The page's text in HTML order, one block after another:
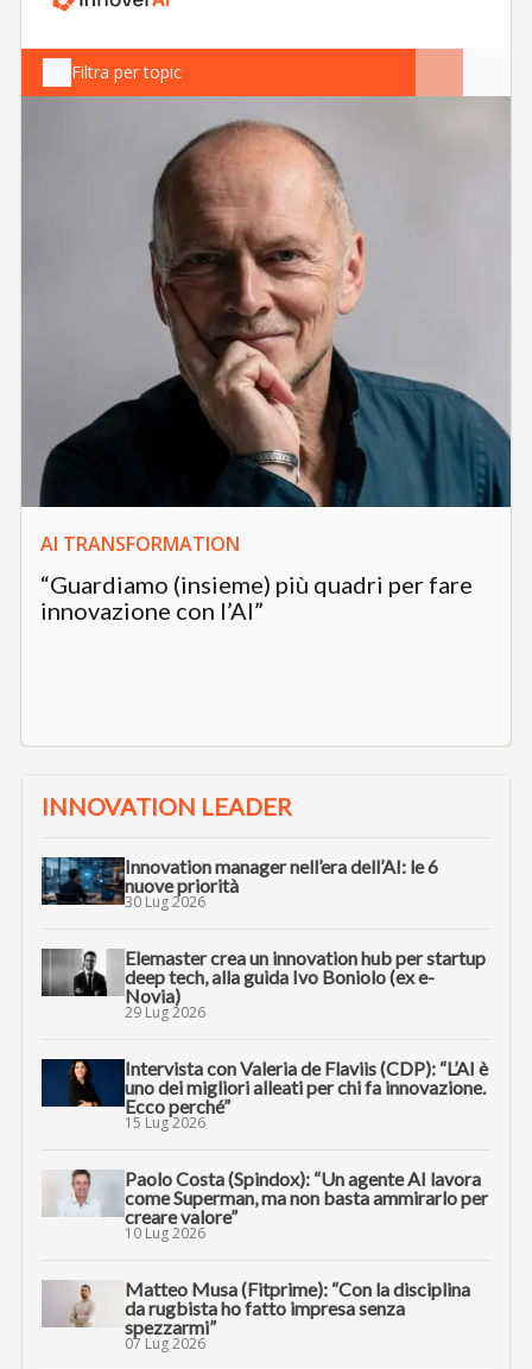
Filtra per topic
AI TRANSFORMATION
“Guardiamo (insieme) più quadri per fare
innovazione con l’AI”
INNOVATION LEADER
Innovation manager nell’era dell’AI: le 6
nuove priorità
30 Lug 2026
Elemaster crea un innovation hub per startup
deep tech, alla guida Ivo Boniolo (ex e-
Novia)
29 Lug 2026
Intervista con Valeria de Flaviis (CDP): “L’AI è
uno dei migliori alleati per chi fa innovazione.
Ecco perché”
15 Lug 2026
Paolo Costa (Spindox): “Un agente AI lavora
come Superman, ma non basta ammirarlo per
creare valore”
10 Lug 2026
Matteo Musa (Fitprime): “Con la disciplina
da rugbista ho fatto impresa senza
spezzarmi”
07 Lug 2026